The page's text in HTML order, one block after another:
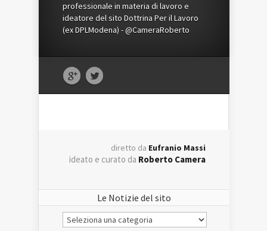
professionale in materia di lavoro e
ideatore del sito Dottrina Per il Lavoro
(ex DPLModena) - @CameraRoberto
diretto da Eufranio Massi
ideato e curato da Roberto Camera
Le Notizie del sito
Le
Notizie